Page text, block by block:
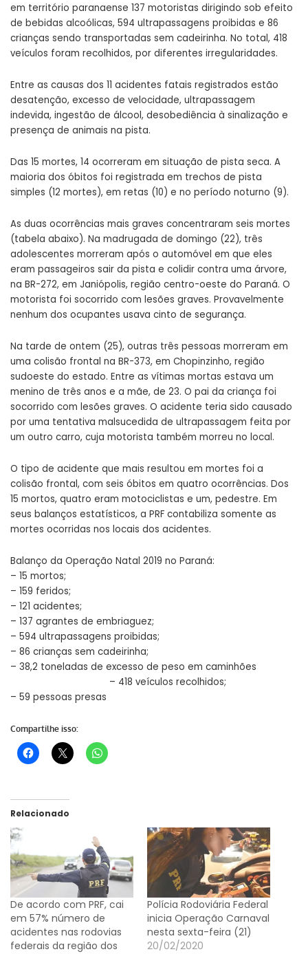
em território paranaense 137 motoristas dirigindo sob efeito
de bebidas alcoólicas, 594 ultrapassagens proibidas e 86
crianças sendo transportadas sem cadeirinha. No total, 418
veículos foram recolhidos, por diferentes irregularidades.
Entre as causas dos 11 acidentes fatais registrados estão
desatenção, excesso de velocidade, ultrapassagem
indevida, ingestão de álcool, desobediência à sinalização e
presença de animais na pista.
Das 15 mortes, 14 ocorreram em situação de pista seca. A
maioria dos óbitos foi registrada em trechos de pista
simples (12 mortes), em retas (10) e no período noturno (9).
As duas ocorrências mais graves concentraram seis mortes
(tabela abaixo). Na madrugada de domingo (22), três
adolescentes morreram após o automóvel em que eles
eram passageiros sair da pista e colidir contra uma árvore,
na BR-272, em Janiópolis, região centro-oeste do Paraná. O
motorista foi socorrido com lesões graves. Provavelmente
nenhum dos ocupantes usava cinto de segurança.
Na tarde de ontem (25), outras três pessoas morreram em
uma colisão frontal na BR-373, em Chopinzinho, região
sudoeste do estado. Entre as vítimas mortas estava um
menino de três anos e a mãe, de 23. O pai da criança foi
socorrido com lesões graves. O acidente teria sido causado
por uma tentativa malsucedida de ultrapassagem feita por
um outro carro, cuja motorista também morreu no local.
O tipo de acidente que mais resultou em mortes foi a
colisão frontal, com seis óbitos em quatro ocorrências. Dos
15 mortos, quatro eram motociclistas e um, pedestre. Em
seus balanços estatísticos, a PRF contabiliza somente as
mortes ocorridas nos locais dos acidentes.
Balanço da Operação Natal 2019 no Paraná:
– 15 mortos;
– 159 feridos;
– 121 acidentes;
– 137 agrantes de embriaguez;
– 594 ultrapassagens proibidas;
– 86 crianças sem cadeirinha;
– 38,2 toneladas de excesso de peso em caminhões
– 418 veículos recolhidos;
– 59 pessoas presas
Compartilhe isso:
Relacionado
De acordo com PRF, cai
em 57% número de
acidentes nas rodovias
federais da região dos
Polícia Rodoviária Federal
inicia Operação Carnaval
nesta sexta-feira (21)
20/02/2020